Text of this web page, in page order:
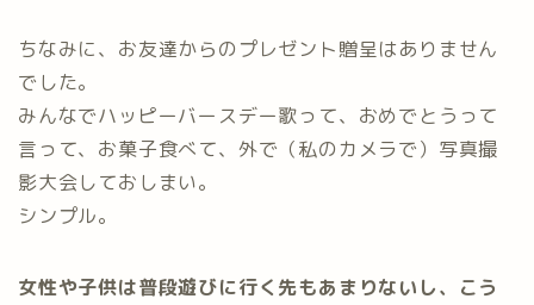
ちなみに、お友達からのプレゼント贈呈はありません
でした。
みんなでハッピーバースデー歌って、おめでとうって
言って、お菓子食べて、外で（私のカメラで）写真撮
影大会しておしまい。
シンプル。
女性や子供は普段遊びに行く先もあまりないし、こう